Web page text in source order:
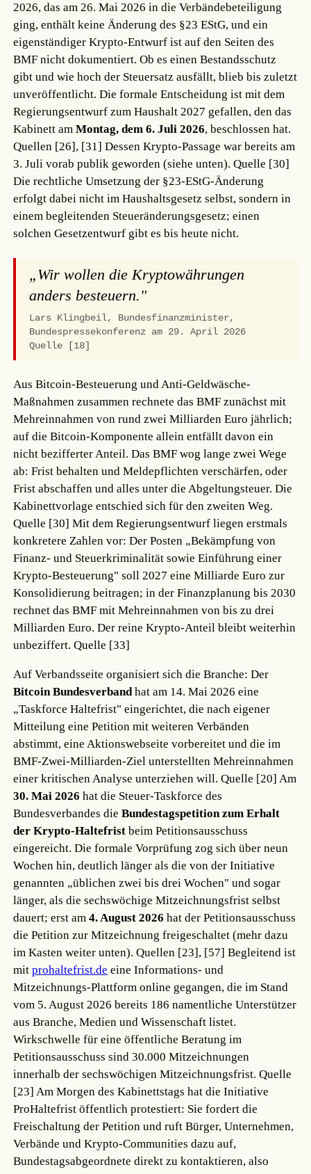
2026, das am 26. Mai 2026 in die Verbändebeteiligung
ging, enthält keine Änderung des §23 EStG, und ein
eigenständiger Krypto-Entwurf ist auf den Seiten des
BMF nicht dokumentiert. Ob es einen Bestandsschutz
gibt und wie hoch der Steuersatz ausfällt, blieb bis zuletzt
unveröffentlicht. Die formale Entscheidung ist mit dem
Regierungsentwurf zum Haushalt 2027 gefallen, den das
Kabinett amMontag, dem 6. Juli 2026, beschlossen hat.
Quellen [26], [31] Dessen Krypto-Passage war bereits am
3. Juli vorab publik geworden (siehe unten).Quelle [30]
Die rechtliche Umsetzung der §23-EStG-Änderung
erfolgt dabei nicht im Haushaltsgesetz selbst, sondern in
einem begleitenden Steueränderungsgesetz; einen
solchen Gesetzentwurf gibt es bis heute nicht.
„Wir wollen die Kryptowährungen
anders besteuern."
Lars Klingbeil, Bundesfinanzminister,
Bundespressekonferenz am 29. April 2026
Quelle [18]
Aus Bitcoin-Besteuerung und Anti-Geldwäsche-
Maßnahmen zusammen rechnete das BMF zunächst mit
Mehreinnahmen von rund zwei Milliarden Euro jährlich;
auf die Bitcoin-Komponente allein entfällt davon ein
nicht bezifferter Anteil. Das BMF wog lange zwei Wege
ab: Frist behalten und Meldepflichten verschärfen, oder
Frist abschaffen und alles unter die Abgeltungsteuer. Die
Kabinettvorlage entschied sich für den zweiten Weg.
Quelle [30] Mit dem Regierungsentwurf liegen erstmals
konkretere Zahlen vor: Der Posten „Bekämpfung von
Finanz- und Steuerkriminalität sowie Einführung einer
Krypto-Besteuerung" soll 2027 eine Milliarde Euro zur
Konsolidierung beitragen; in der Finanzplanung bis 2030
rechnet das BMF mit Mehreinnahmen von bis zu drei
Milliarden Euro. Der reine Krypto-Anteil bleibt weiterhin
unbeziffert.Quelle [33]
Auf Verbandsseite organisiert sich die Branche: Der
Bitcoin Bundesverbandhat am 14. Mai 2026 eine
„Taskforce Haltefrist" eingerichtet, die nach eigener
Mitteilung eine Petition mit weiteren Verbänden
abstimmt, eine Aktionswebseite vorbereitet und die im
BMF-Zwei-Milliarden-Ziel unterstellten Mehreinnahmen
einer kritischen Analyse unterziehen will.Quelle [20] Am
30. Mai 2026 hat die Steuer-Taskforce des
Bundesverbandes dieBundestagspetition zum Erhalt
der Krypto-Haltefrist beim Petitionsausschuss
eingereicht. Die formale Vorprüfung zog sich über neun
Wochen hin, deutlich länger als die von der Initiative
genannten „üblichen zwei bis drei Wochen" und sogar
länger, als die sechswöchige Mitzeichnungsfrist selbst
dauert; erst am4. August 2026 hat der Petitionsausschuss
die Petition zur Mitzeichnung freigeschaltet (mehr dazu
im Kasten weiter unten).Quellen [23], [57] Begleitend ist
mitprohaltefrist.de eine Informations- und
Mitzeichnungs-Plattform online gegangen, die im Stand
vom 5. August 2026 bereits 186 namentliche Unterstützer
aus Branche, Medien und Wissenschaft listet.
Wirkschwelle für eine öffentliche Beratung im
Petitionsausschuss sind 30.000 Mitzeichnungen
innerhalb der sechswöchigen Mitzeichnungsfrist.Quelle
[23] Am Morgen des Kabinettstags hat die Initiative
ProHaltefrist öffentlich protestiert: Sie fordert die
Freischaltung der Petition und ruft Bürger, Unternehmen,
Verbände und Krypto-Communities dazu auf,
Bundestagsabgeordnete direkt zu kontaktieren, also